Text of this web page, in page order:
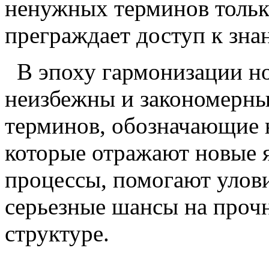
ненужных терминов
преграждает доступ к
В эпоху гармонизации
неизбежны и
терминов,
которые отражают новые
процессы, помогают
серьезные шансы на
структуре.